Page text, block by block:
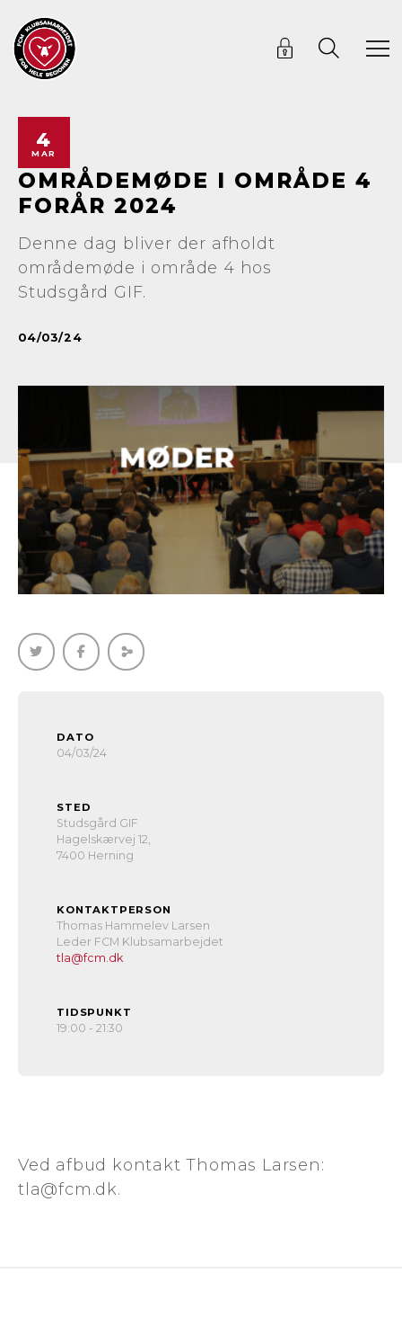
4
MAR
OMRÅDEMØDE I OMRÅDE 4
FORÅR 2024
Denne dag bliver der afholdt
områdemøde i område 4 hos
Studsgård GIF.
04/03/24
DATO
04/03/24
STED
Studsgård GIF
Hagelskærvej 12,
7400 Herning
KONTAKTPERSON
Thomas Hammelev Larsen
Leder FCM Klubsamarbejdet
tla@fcm.dk
TIDSPUNKT
19:00 - 21:30
Ved afbud kontakt Thomas Larsen:
tla@fcm.dk.